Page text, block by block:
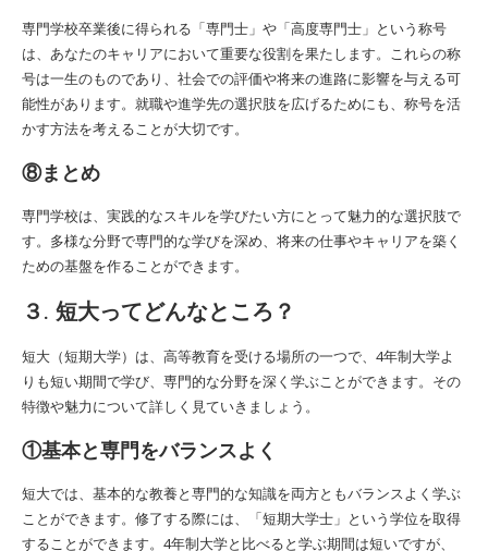
専門学校卒業後に得られる「専門士」や「高度専門士」という称号
は、あなたのキャリアにおいて重要な役割を果たします。これらの称
号は一生のものであり、社会での評価や将来の進路に影響を与える可
能性があります。就職や進学先の選択肢を広げるためにも、称号を活
かす方法を考えることが大切です。
⑧まとめ
専門学校は、実践的なスキルを学びたい方にとって魅力的な選択肢で
す。多様な分野で専門的な学びを深め、将来の仕事やキャリアを築く
ための基盤を作ることができます。
３. 短大ってどんなところ？
短大（短期大学）は、高等教育を受ける場所の一つで、4年制大学よ
りも短い期間で学び、専門的な分野を深く学ぶことができます。その
特徴や魅力について詳しく見ていきましょう。
①基本と専門をバランスよく
短大では、基本的な教養と専門的な知識を両方ともバランスよく学ぶ
ことができます。修了する際には、「短期大学士」という学位を取得
することができます。4年制大学と比べると学ぶ期間は短いですが、